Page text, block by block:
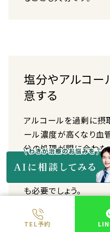
TEL予約
塩分やアルコー
意する
アルコールを過剰に摂
ール濃度が高くなり血
分の処理が間に合わな
ます。下膨れ顔を目立
に注意する、あまり遅
も必要でしょう。
また塩分を取り過ぎ
すくなります。外食で